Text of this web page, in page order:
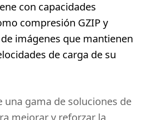
con capacidades
compresión GZIP y
imágenes que mantienen
de carga de su
una gama de soluciones de
mejorar y reforzar la